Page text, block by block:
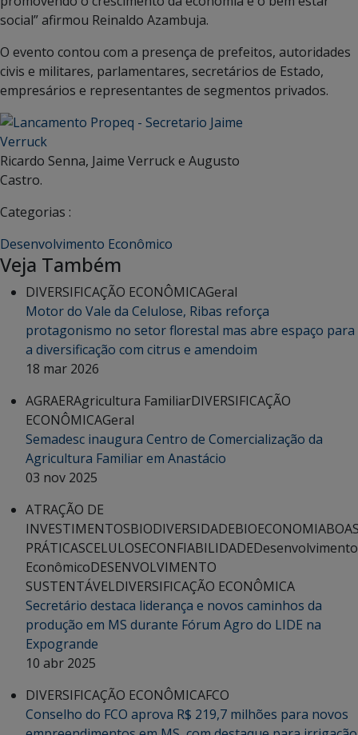
social” afirmou Reinaldo Azambuja.
O evento contou com a presença de prefeitos, autoridades
civis e militares, parlamentares, secretários de Estado,
empresários e representantes de segmentos privados.
Ricardo Senna, Jaime Verruck e Augusto
Castro.
Categorias :
Desenvolvimento Econômico
Veja Também
DIVERSIFICAÇÃO ECONÔMICAGeral
Motor do Vale da Celulose, Ribas reforça
protagonismo no setor florestal mas abre espaço para
a diversificação com citrus e amendoim
18 mar 2026
AGRAERAgricultura FamiliarDIVERSIFICAÇÃO
ECONÔMICAGeral
Semadesc inaugura Centro de Comercialização da
Agricultura Familiar em Anastácio
03 nov 2025
ATRAÇÃO DE
INVESTIMENTOSBIODIVERSIDADEBIOECONOMIA
PRÁTICASCELULOSECONFIABILIDADEDesenvolvimento
EconômicoDESENVOLVIMENTO
SUSTENTÁVELDIVERSIFICAÇÃO ECONÔMICA
Secretário destaca liderança e novos caminhos da
produção em MS durante Fórum Agro do LIDE na
Expogrande
10 abr 2025
DIVERSIFICAÇÃO ECONÔMICAFCO
Conselho do FCO aprova R$ 219,7 milhões para novos